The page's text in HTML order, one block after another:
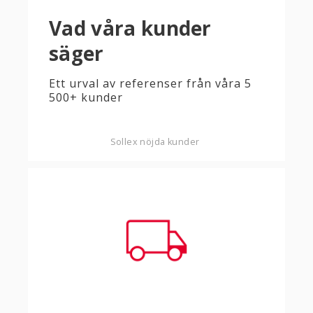
Vad våra kunder
säger
Ett urval av referenser från våra 5
500+ kunder
Sollex nöjda kunder